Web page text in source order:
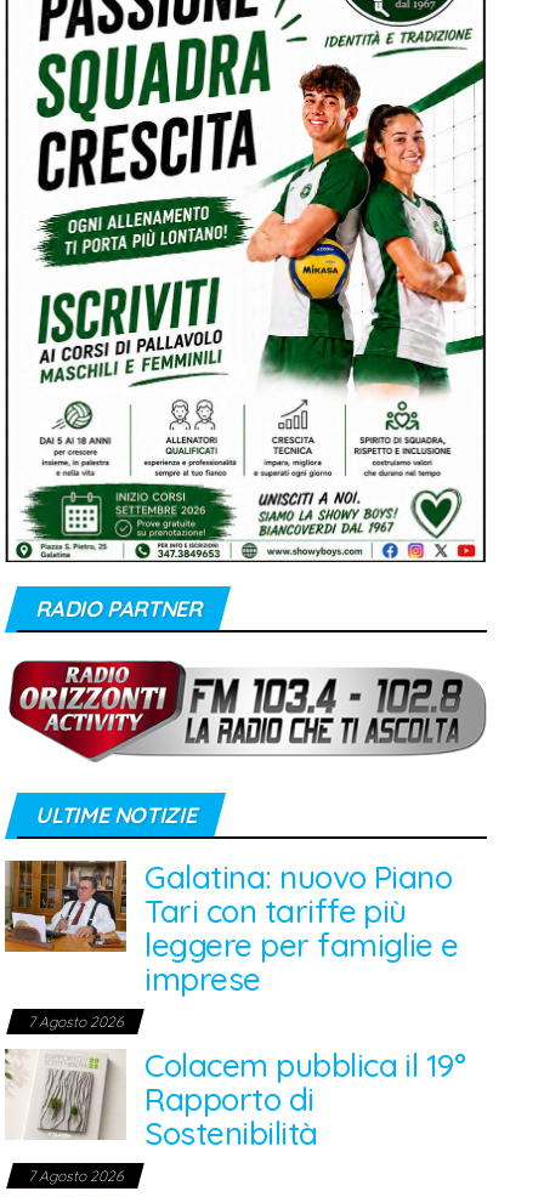
RADIO PARTNER
ULTIME NOTIZIE
Galatina: nuovo Piano
Tari con tariffe più
leggere per famiglie e
imprese
7 Agosto 2026
Colacem pubblica il 19°
Rapporto di
Sostenibilità
7 Agosto 2026